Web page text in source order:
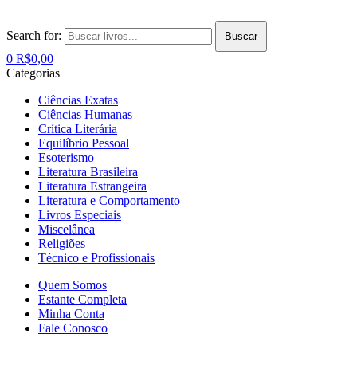
Search for: Buscar
0 R$0,00
Categorias
Ciências Exatas
Ciências Humanas
Crítica Literária
Equilíbrio Pessoal
Esoterismo
Literatura Brasileira
Literatura Estrangeira
Literatura e Comportamento
Livros Especiais
Miscelânea
Religiões
Técnico e Profissionais
Quem Somos
Estante Completa
Minha Conta
Fale Conosco